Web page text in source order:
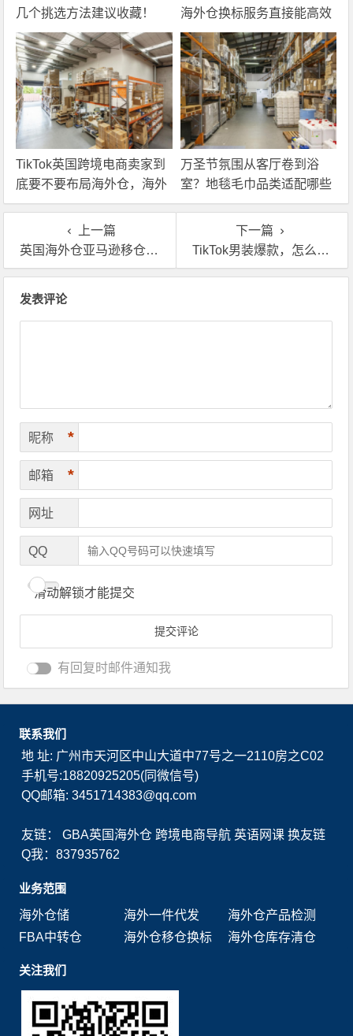
几个挑选方法建议收藏！
海外仓换标服务直接能高效
解决！
TikTok英国跨境电商卖家到
底要不要布局海外仓，海外
仓优势分析！
万圣节氛围从客厅卷到浴
室？地毯毛巾品类适配哪些
海外仓服务？
上一篇
英国海外仓亚马逊移仓换标物流费用怎么算
下一篇
TikTok男装爆款，怎么靠英国海外仓复刻？
发表评论
昵称 *
邮箱 *
网址
QQ
滑动解锁才能提交
有回复时邮件通知我
联系我们
地 址: 广州市天河区中山大道中77号之一2110房之C02
手机号:18820925205(同微信号)
QQ邮箱: 3451714383@qq.com
友链：GBA英国海外仓 跨境电商导航 英语网课 换友链
Q我：837935762
业务范围
海外仓储
海外一件代发
海外仓产品检测
FBA中转仓
海外仓移仓换标 海外仓库存清仓
关注我们